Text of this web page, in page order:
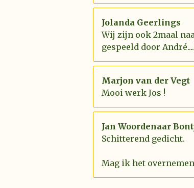
Jolanda Geerlings
Wij zijn ook 2maal
gespeeld door
Marjon van der Vegt
Mooi werk Jos !
Jan Woordenaar
Schitterend gedicht.
Mag ik het